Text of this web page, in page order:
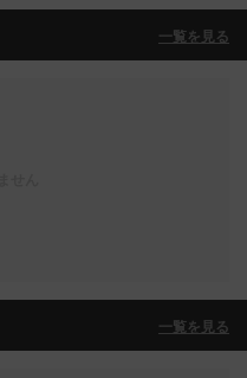
一覧を見る
一覧を見る